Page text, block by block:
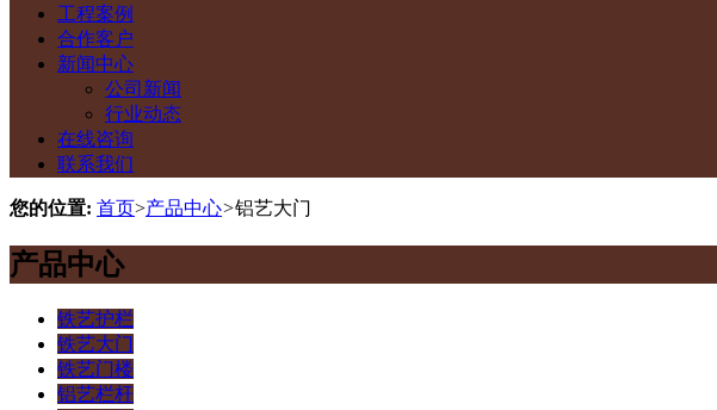
工程案例
合作客户
新闻中心
公司新闻
行业动态
在线咨询
联系我们
您的位置: 首页>产品中心>铝艺大门
产品中心
铁艺护栏
铁艺大门
铁艺门楼
铝艺栏杆